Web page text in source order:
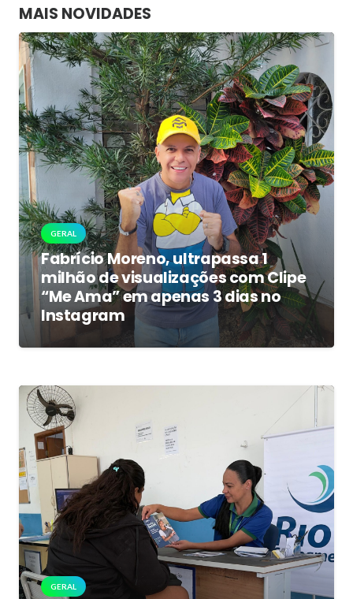
MAIS NOVIDADES
GERAL
Fabrício Moreno, ultrapassa 1
milhão de visualizações com Clipe
“Me Ama” em apenas 3 dias no
Instagram
GERAL